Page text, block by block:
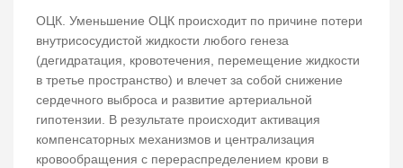
ОЦК. Уменьшение ОЦК происходит по причине потери
внутрисосудистой жидкости любого генеза
(дегидратация, кровотечения, перемещение жидкости
в третье пространство) и влечет за собой снижение
сердечного выброса и развитие артериальной
гипотензии. В результате происходит активация
компенсаторных механизмов и централизация
кровообращения с перераспределением крови в